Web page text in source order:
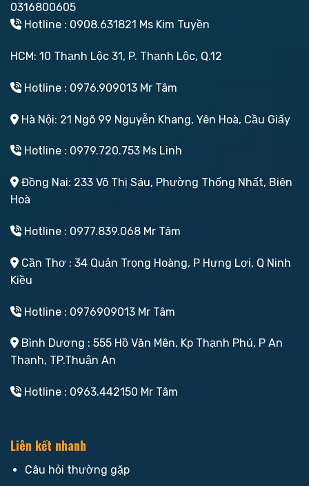
0316800605
Hotline : 0908.631821 Ms Kim Tuyền
HCM: 10 Thạnh Lộc 31, P. Thạnh Lộc, Q.12
Hotline : 0976.909013 Mr Tâm
Hà Nội: 21 Ngõ 99 Nguyễn Khang, Yên Hoà, Cầu Giấy
Hotline : 0979.720.753 Ms Linh
Đồng Nai: 233 Võ Thị Sáu, Phường Thống Nhất, Biên
Hoà
Hotline : 0977.839.068 Mr Tâm
Cần Thơ : 34 Quản Trọng Hoàng, P Hưng Lợi, Q Ninh
Kiều
Hotline : 0976909013 Mr Tâm
Bình Dương : 555 Hồ Văn Mên, Kp Thạnh Phú, P An
Thạnh, TP.Thuận An
Hotline : 0963.442150 Mr Tâm
Liên kết nhanh
Câu hỏi thường gặp